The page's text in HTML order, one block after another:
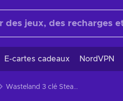
E-cartes cadeaux NordVPN
Wasteland 3 clé Steam GLOBAL